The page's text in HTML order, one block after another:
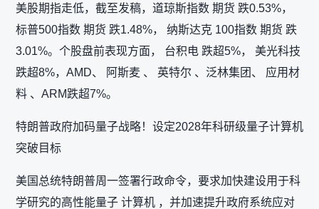
美股期指走低，截至发稿，道琼斯指数 期货 跌0.53%，
标普500指数 期货 跌1.48%， 纳斯达克 100指数 期货 跌
3.01%。个股盘前表现方面， 台积电 跌超5%， 美光科技
跌超8%，AMD、 阿斯麦 、 英特尔 、泛林集团、 应用材
料 、ARM跌超7%。
特朗普政府加码量子战略！设定2028年科研级量子计算机
突破目标
美国总统特朗普周一签署行政命令，要求加快建设用于科
学研究的高性能量子 计算机 ，并加速提升政府系统应对